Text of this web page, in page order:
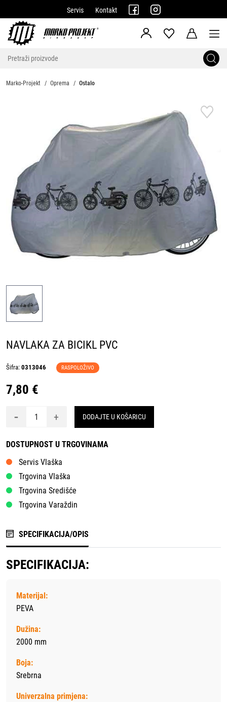
Servis Kontakt
Marko-Projekt Oprema Ostalo
NAVLAKA ZA BICIKL PVC
Šifra: 0313046 RASPOLOŽIVO
7,80 €
- + DODAJTE U KOŠARICU
DOSTUPNOST U TRGOVINAMA
Servis Vlaška
Trgovina Vlaška
Trgovina Središće
Trgovina Varaždin
SPECIFIKACIJA/OPIS
SPECIFIKACIJA:
Materijal:
PEVA
Dužina:
2000 mm
Boja:
Srebrna
Univerzalna primjena: